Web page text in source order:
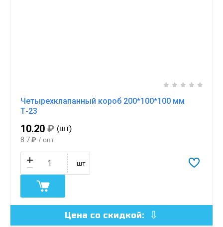
Четырехклапанный короб 200*100*100 мм
Т-23
10.20 ₽ (шт)
8.7₽ / опт
шт
Цена со скидкой: